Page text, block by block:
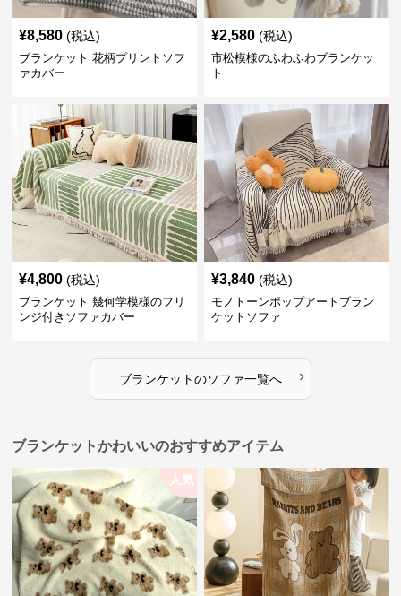
¥8,580 (税込)
ブランケット 花柄プリントソフ
ァカバー
¥2,580 (税込)
市松模様のふわふわブランケッ
ト
¥4,800 (税込)
ブランケット 幾何学模様のフリ
ンジ付きソファカバー
¥3,840 (税込)
モノトーンポップアートブラン
ケットソファ
ブランケットのソファ一覧へ ›
ブランケットかわいいのおすすめアイテム
人気